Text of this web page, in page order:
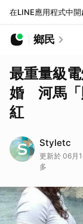
在LINE應用程式中開
鄉民
最重量級
婚 河馬「
紅
Styletc
更新於 06月
多